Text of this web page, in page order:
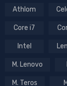
Athlom
Core i7
Intel
M. Lenovo
M. Teros